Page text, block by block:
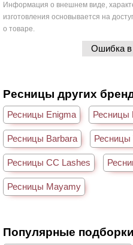
Информация о внешнем виде,
изготовления основывается на
о товаре.
Ошибка в
Ресницы других
Ресницы Enigma Ресницы
Ресницы Barbara Ресницы
Ресницы CC Lashes
Ресницы Mayamy
Популярные